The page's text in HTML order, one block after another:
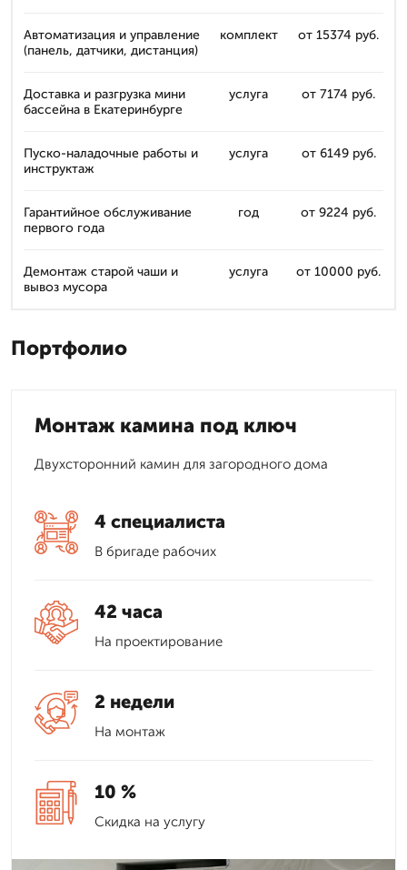
Автоматизация и управление
(панель, датчики, дистанция)
комплект от 15374 руб.
Доставка и разгрузка мини
бассейна в Екатеринбурге
услуга от 7174 руб.
Пуско-наладочные работы и
инструктаж
услуга от 6149 руб.
Гарантийное обслуживание
первого года
год от 9224 руб.
Демонтаж старой чаши и
вывоз мусора
услуга от 10000 руб.
Портфолио
Монтаж камина под ключ
Двухсторонний камин для загородного дома
4 специалиста
В бригаде рабочих
42 часа
На проектирование
2 недели
На монтаж
10 %
Скидка на услугу